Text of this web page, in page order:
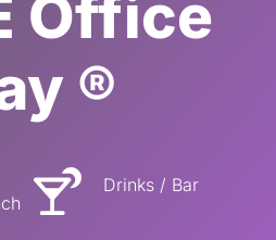
Office
®
Drinks / Bar